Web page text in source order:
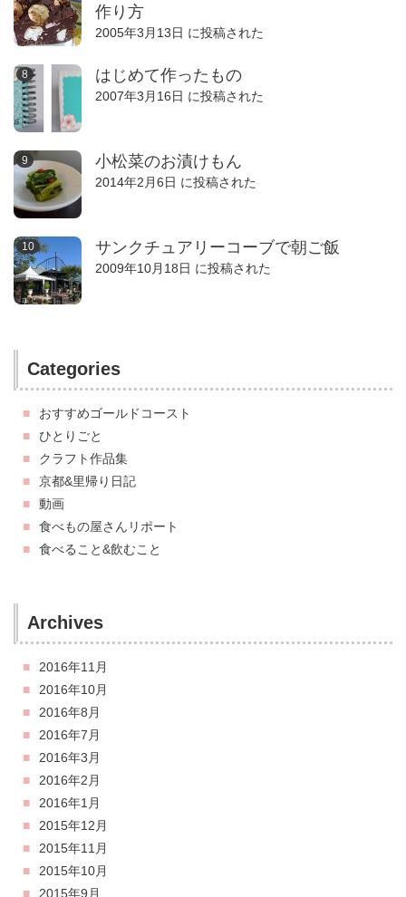
作り方
2005年3月13日 に投稿された
はじめて作ったもの
2007年3月16日 に投稿された
小松菜のお漬けもん
2014年2月6日 に投稿された
サンクチュアリーコーブで朝ご飯
2009年10月18日 に投稿された
Categories
おすすめゴールドコースト
ひとりごと
クラフト作品集
京都&里帰り日記
動画
食べもの屋さんリポート
食べること&飲むこと
Archives
2016年11月
2016年10月
2016年8月
2016年7月
2016年3月
2016年2月
2016年1月
2015年12月
2015年11月
2015年10月
2015年9月